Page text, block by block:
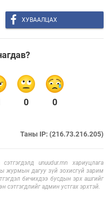
ХУВААЛЦАХ
0 0
Таны IP: (216.73.216.205)
unuudur.mn хариуцлага
журмын дагуу зүй зохисгүй зарим
бичихдээ бусдын эрх ашгийг
сэтгэгдлийг админ устгах эрхтэй.